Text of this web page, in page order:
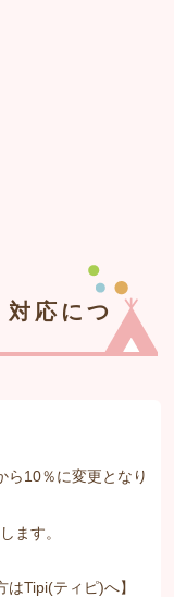
対応につ
ら10％に変更となり
ます。
はTipi(ティピ)へ】